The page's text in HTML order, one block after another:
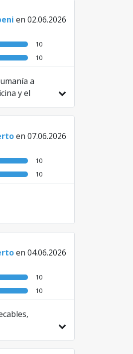
en 02.06.2026
10
10
a
y el
en 07.06.2026
10
10
en 04.06.2026
10
10